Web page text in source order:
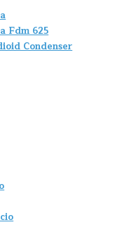
Fdm 625
Condenser